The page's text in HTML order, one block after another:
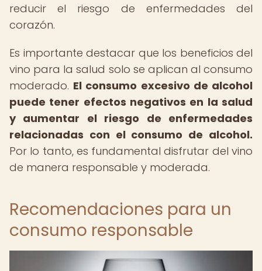
reducir el riesgo de enfermedades del
corazón.
Es importante destacar que los beneficios del
vino para la salud solo se aplican al consumo
moderado. El consumo excesivo de alcohol
puede tener efectos negativos en la salud
y aumentar el riesgo de enfermedades
relacionadas con el consumo de alcohol.
Por lo tanto, es fundamental disfrutar del vino
de manera responsable y moderada.
Recomendaciones para un
consumo responsable